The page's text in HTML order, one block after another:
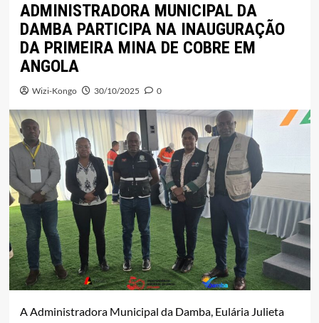
ADMINISTRADORA MUNICIPAL DA
DAMBA PARTICIPA NA INAUGURAÇÃO
DA PRIMEIRA MINA DE COBRE EM
ANGOLA
Wizi-Kongo 30/10/2025 0
A Administradora Municipal da Damba, Eulária Julieta